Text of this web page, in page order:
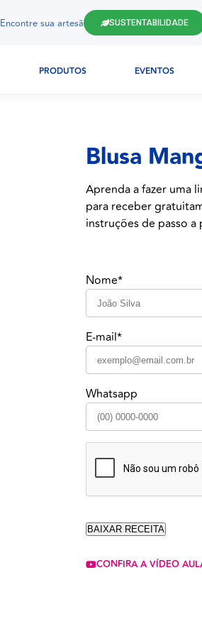
Encontre sua artesã SUSTENTABILIDADE
PRODUTOS EVENTOS
Blusa
Aprenda a fazer uma
para receber
instruções de passo a
Nome*
E-mail*
Whatsapp
CONFIRA A VÍDEO